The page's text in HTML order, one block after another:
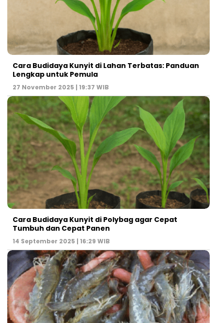
Cara Budidaya Kunyit di Lahan Terbatas: Panduan
Lengkap untuk Pemula
27 November 2025 | 19:37 WIB
Cara Budidaya Kunyit di Polybag agar Cepat
Tumbuh dan Cepat Panen
14 September 2025 | 16:29 WIB